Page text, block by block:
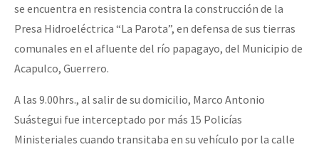
se encuentra en resistencia contra la construcción de la
Presa Hidroeléctrica “La Parota”, en defensa de sus tierras
comunales en el afluente del río papagayo, del Municipio de
Acapulco, Guerrero.
A las 9.00hrs., al salir de su domicilio, Marco Antonio
Suástegui fue interceptado por más 15 Policías
Ministeriales cuando transitaba en su vehículo por la calle